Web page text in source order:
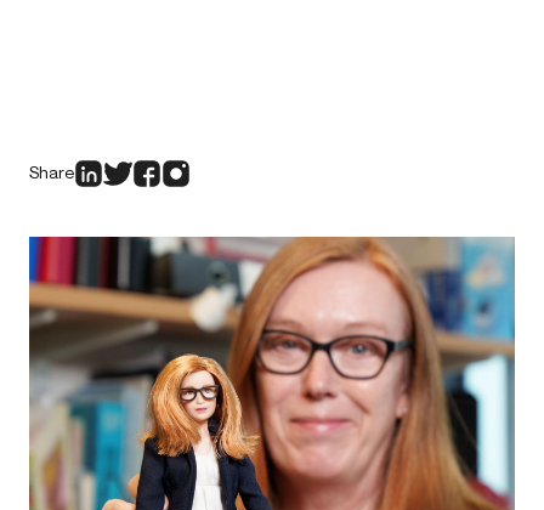
Share